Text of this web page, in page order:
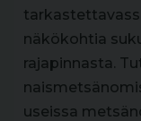
näkökohtia
rajapinnasta.
useissa